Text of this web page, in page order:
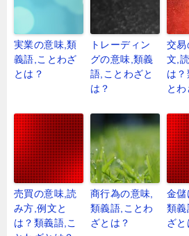
実業の意味,類
義語,ことわざ
とは？
トレーディン
グの意味,類義
語,ことわざと
は？
交易
文,
は？
とわ
売買の意味,読
み方,例文と
は？類義語,こ
商行為の意味,
類義語,ことわ
ざとは？
金儲
類義
ざと